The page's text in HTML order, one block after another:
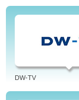
DW-TV